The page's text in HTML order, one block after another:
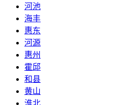
河池
海丰
惠东
河源
惠州
霍邱
和县
黄山
淮北